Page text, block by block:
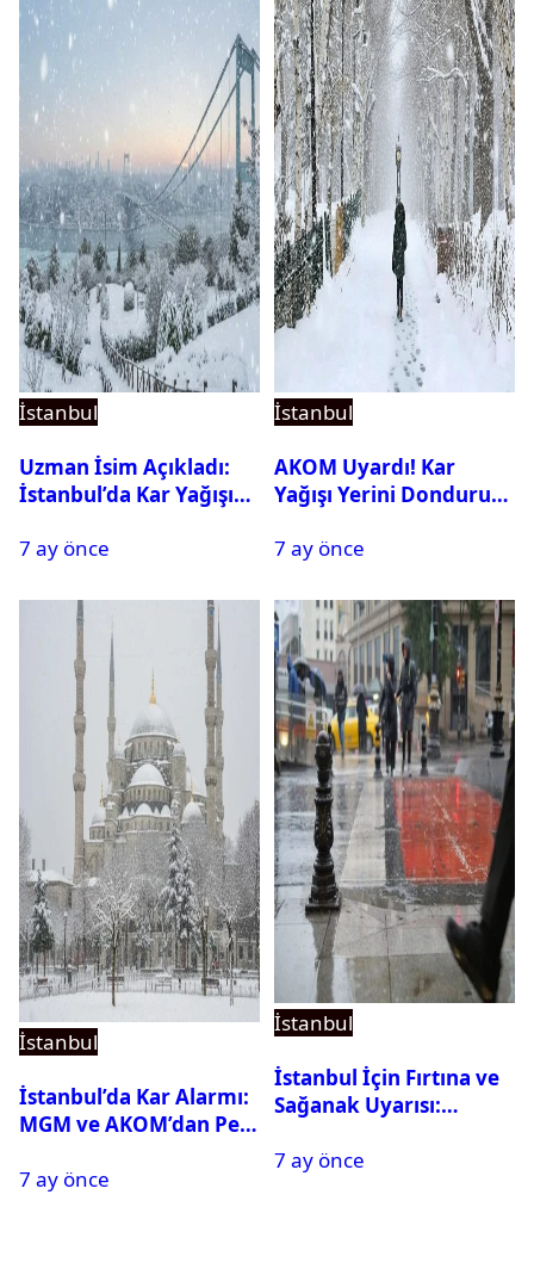
İstanbul
Uzman İsim Açıkladı:
İstanbul’da Kar Yağışı
7 ay önce
İstanbul
AKOM Uyardı! Kar
Yağışı Yerini Dondurucu
7 ay önce
İstanbul
İstanbul’da Kar Alarmı:
MGM ve AKOM’dan Peş
7 ay önce
İstanbul
İstanbul İçin Fırtına ve
Sağanak Uyarısı:
7 ay önce